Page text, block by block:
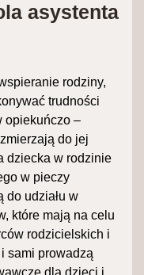
asystenta
rodziny,
trudności
opiekuńczo –
do jej
dziecka w rodzinie
w pieczy
do udziału w
które mają na celu
rodzicielskich i
sami prowadzą
dla dzieci i